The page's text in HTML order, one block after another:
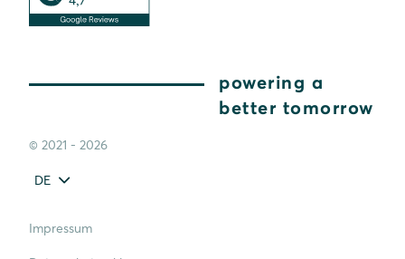
powering a
better tomorrow
© 2021 - 2026
DE
Impressum